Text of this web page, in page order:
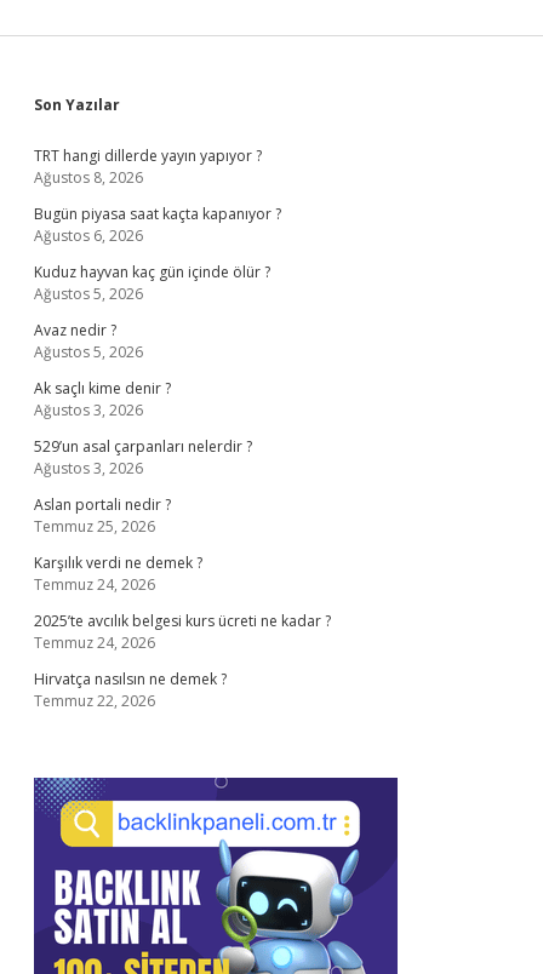
Sidebar
Son Yazılar
TRT hangi dillerde yayın yapıyor ?
Ağustos 8, 2026
Bugün piyasa saat kaçta kapanıyor ?
Ağustos 6, 2026
Kuduz hayvan kaç gün içinde ölür ?
Ağustos 5, 2026
Avaz nedir ?
Ağustos 5, 2026
Ak saçlı kime denir ?
Ağustos 3, 2026
529’un asal çarpanları nelerdir ?
Ağustos 3, 2026
Aslan portali nedir ?
Temmuz 25, 2026
Karşılık verdi ne demek ?
Temmuz 24, 2026
2025’te avcılık belgesi kurs ücreti ne kadar ?
Temmuz 24, 2026
Hirvatça nasılsın ne demek ?
Temmuz 22, 2026